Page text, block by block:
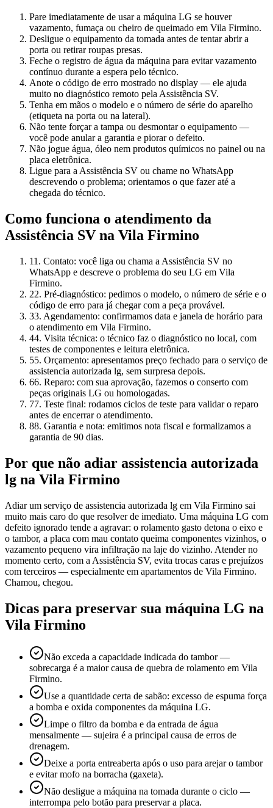
Pare imediatamente de usar a máquina LG se houver
vazamento, fumaça ou cheiro de queimado em Vila Firmino.
Desligue o equipamento da tomada antes de tentar abrir a
porta ou retirar roupas presas.
Feche o registro de água da máquina para evitar vazamento
contínuo durante a espera pelo técnico.
Anote o código de erro mostrado no display — ele ajuda
muito no diagnóstico remoto pela Assistência SV.
Tenha em mãos o modelo e o número de série do aparelho
(etiqueta na porta ou na lateral).
Não tente forçar a tampa ou desmontar o equipamento —
você pode anular a garantia e piorar o defeito.
Não jogue água, óleo nem produtos químicos no painel ou na
placa eletrônica.
Ligue para a Assistência SV ou chame no WhatsApp
descrevendo o problema; orientamos o que fazer até a
chegada do técnico.
Como funciona o atendimento da
Assistência SV na Vila Firmino
11. Contato: você liga ou chama a Assistência SV no
WhatsApp e descreve o problema do seu LG em Vila
Firmino.
22. Pré-diagnóstico: pedimos o modelo, o número de série e o
código de erro para já chegar com a peça provável.
33. Agendamento: confirmamos data e janela de horário para
o atendimento em Vila Firmino.
44. Visita técnica: o técnico faz o diagnóstico no local, com
testes de componentes e leitura eletrônica.
55. Orçamento: apresentamos preço fechado para o serviço de
assistencia autorizada lg, sem surpresa depois.
66. Reparo: com sua aprovação, fazemos o conserto com
peças originais LG ou homologadas.
77. Teste final: rodamos ciclos de teste para validar o reparo
antes de encerrar o atendimento.
88. Garantia e nota: emitimos nota fiscal e formalizamos a
garantia de 90 dias.
Por que não adiar assistencia autorizada
lg na Vila Firmino
Adiar um serviço de assistencia autorizada lg em Vila Firmino sai
muito mais caro do que resolver de imediato. Uma máquina LG com
defeito ignorado tende a agravar: o rolamento gasto detona o eixo e
o tambor, a placa com mau contato queima componentes vizinhos, o
vazamento pequeno vira infiltração na laje do vizinho. Atender no
momento certo, com a Assistência SV, evita trocas caras e prejuízos
com terceiros — especialmente em apartamentos de Vila Firmino.
Chamou, chegou.
Dicas para preservar sua máquina LG na
Vila Firmino
Não exceda a capacidade indicada do tambor —
sobrecarga é a maior causa de quebra de rolamento em Vila
Firmino.
Use a quantidade certa de sabão: excesso de espuma força
a bomba e oxida componentes da máquina LG.
Limpe o filtro da bomba e da entrada de água
mensalmente — sujeira é a principal causa de erros de
drenagem.
Deixe a porta entreaberta após o uso para arejar o tambor
e evitar mofo na borracha (gaxeta).
Não desligue a máquina na tomada durante o ciclo —
interrompa pelo botão para preservar a placa.